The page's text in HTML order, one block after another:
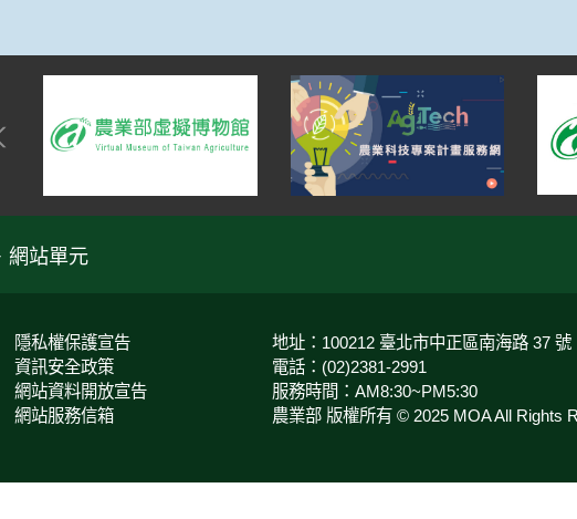
網站單元
隱私權保護宣告
資訊安全政策
網站資料開放宣告
網站服務信箱
地址：100212 臺北市中正區南海路 37 號
電話：(02)2381-2991
服務時間：AM8:30~PM5:30
農業部 版權所有 © 2025 MOA All Rights